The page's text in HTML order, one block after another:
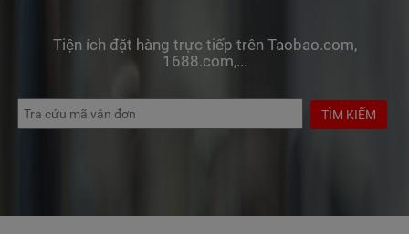
Tiện ích đặt hàng trực tiếp trên Taobao.com,
1688.com,...
TÌM KIẾM